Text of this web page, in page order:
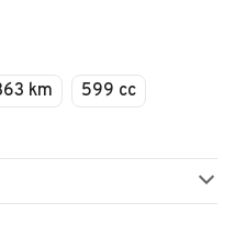
km
599 cc